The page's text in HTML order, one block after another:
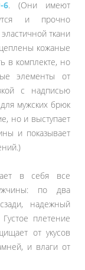
6. (Они имеют
и прочно
ткани
кожаные
в комплекте, но
элементы от
с надписью
мужских брюк
но и выступает
и показывает
в себя все
по два
надежный
плетение
от укусов
и влаги от